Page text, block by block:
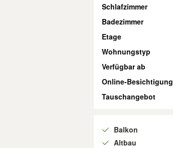
Schlafzimmer
Badezimmer
Etage
Wohnungstyp
Verfügbar ab
Online-Besichtigung
Tauschangebot
Balkon
Altbau